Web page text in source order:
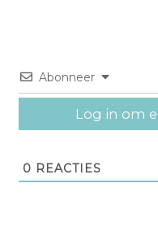
Abonneer
Log in om
0 REACTIES